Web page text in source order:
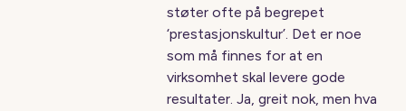
støter ofte på begrepet
‘prestasjonskultur’. Det er noe
som må finnes for at en
virksomhet skal levere gode
resultater. Ja, greit nok, men hva